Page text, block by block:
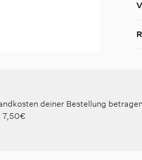
deiner Bestellung betragen
7,50€